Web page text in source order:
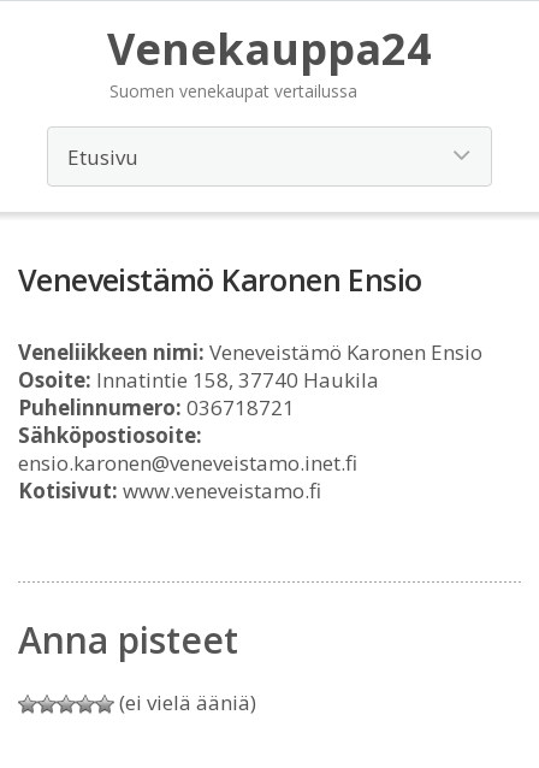
Venekauppa24
Suomen venekaupat vertailussa
Veneveistämö Karonen Ensio
Veneliikkeen nimi: Veneveistämö Karonen Ensio
Osoite: Innatintie 158, 37740 Haukila
Puhelinnumero: 036718721
Sähköpostiosoite:
ensio.karonen@veneveistamo.inet.fi
Kotisivut: www.veneveistamo.fi
Anna pisteet
(ei vielä ääniä)